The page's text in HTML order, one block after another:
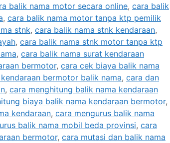
balik nama motor secara online, cara balik
, cara balik nama motor tanpa ktp pemilik
stnk, cara balik nama stnk kendaraan,
, cara balik nama stnk motor tanpa ktp
, cara balik nama surat kendaraan
bermotor, cara cek biaya balik nama
bermotor balik nama, cara dan
, cara menghitung balik nama kendaraan
biaya balik nama kendaraan bermotor,
kendaraan, cara mengurus balik nama
balik nama mobil beda provinsi, cara
bermotor, cara mutasi dan balik nama